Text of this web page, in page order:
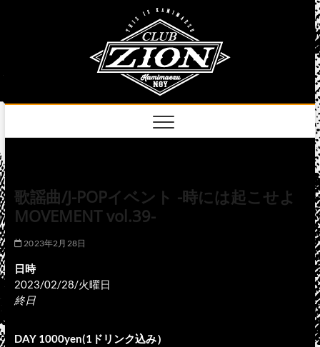
歌謡曲/J-POPイベント -時には起こせよ
MOVEMENT vol.39-
2023年2月28日
日時
2023/02/28/火曜日
終日
DAY 1000yen(1ドリンク込み）